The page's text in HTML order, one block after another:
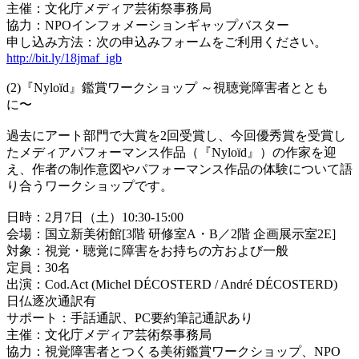
主催：文化庁メディア芸術祭事務局
協力：NPOインフォメーションギャップバスター
申し込み方法：次の申込みフォームをご利用ください。
http://bit.ly/18jmaf_igb
(2)『Nyloïd』鑑賞ワークショップ ～視聴覚障害者ととも
に〜
過去にアート部門で大賞を2回受賞し、今回優秀賞を受賞し
たメディアパフォーマンス作品（『Nyloïd』）の作家を迎
え、作者の制作意図やパフォーマンス作品の体験について語
り合うワークショップです。
日時：2月7日（土）10:30-15:00
会場：国立新美術館[3階 研修室A・B／2階 企画展示室2E]
対象：視覚・聴覚に障害をお持ちの方および一般
定員：30名
出演：Cod.Act (Michel DÉCOSTERD / André DÉCOSTERD)
日仏逐次通訳有
サポート：手話通訳、PC要約筆記通訳あり
主催：文化庁メディア芸術祭事務局
協力：視覚障害者とつくる美術鑑賞ワークショップ、NPO